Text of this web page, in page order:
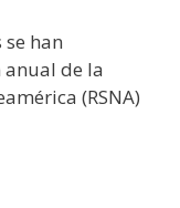
han
de la
(RSNA)